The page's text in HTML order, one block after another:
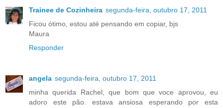
Trainee de Cozinheira segunda-feira, outubro 17, 2011
Ficou ótimo, estou até pensando em copiar, bjs
Maura
Responder
angela segunda-feira, outubro 17, 2011
minha querida Rachel, que bom que voce aprovou, eu
adoro este pão. estava ansiosa esperando por esta